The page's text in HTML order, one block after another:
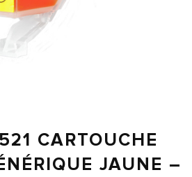
CARTOUCHE
JAUNE –